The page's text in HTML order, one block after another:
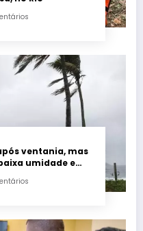
ventania, mas
umidade e